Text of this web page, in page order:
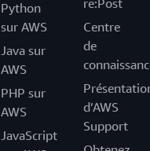
Python
sur AWS
Java sur
AWS
PHP sur
AWS
JavaScript
Centre
de
d’AWS
Support